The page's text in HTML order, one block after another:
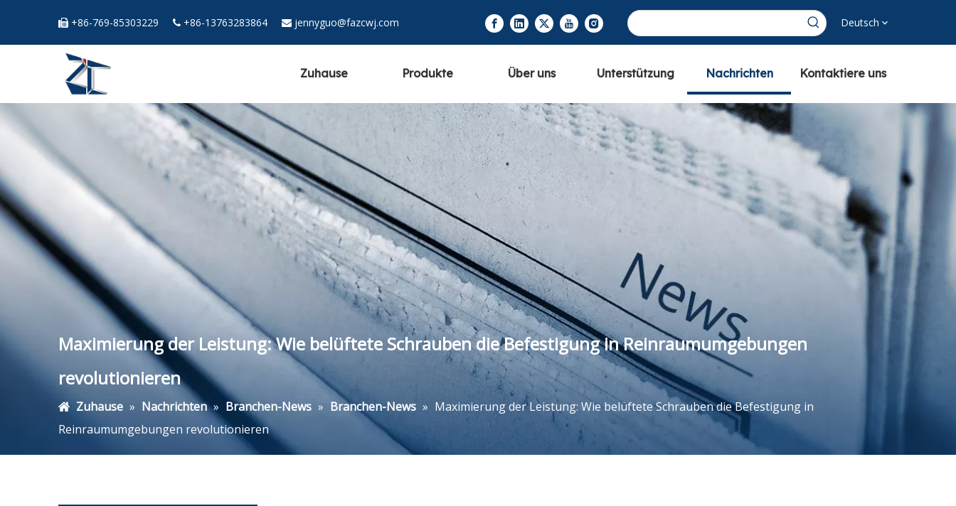
 +86-769-85303229  +86-13763283864  jennyguo@fazcwj.com Deutsch
Zuhause Produkte Über uns Unterstützung Nachrichten Kontaktiere uns
Maximierung der Leistung: Wie belüftete Schrauben die Befestigung in Reinraumumgebungen
revolutionieren
Zuhause » Nachrichten » Branchen-News » Branchen-News » Maximierung der Leistung: Wie belüftete Schrauben die Befestigung in
Reinraumumgebungen revolutionieren